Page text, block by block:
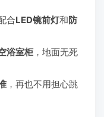
合LED镜前灯和防
浴室柜，地面无死
，再也不用担心跳